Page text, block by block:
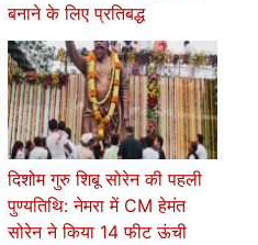
बनाने के लिए प्रतिबद्ध
दिशोम गुरु शिबू सोरेन की पहली
पुण्यतिथि: नेमरा में CM हेमंत
सोरेन ने किया 14 फीट ऊंची